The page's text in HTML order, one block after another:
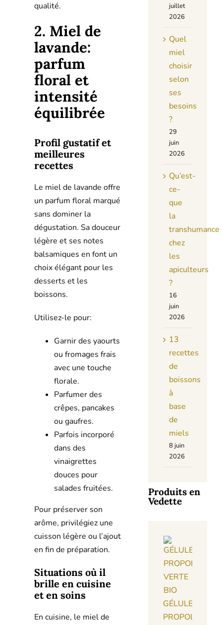
qualité.
2. Miel de
lavande:
parfum
floral et
intensité
équilibrée
Profil gustatif et
meilleures
recettes
Le miel de lavande offre
un parfum floral marqué
sans dominer la
dégustation. Sa douceur
légère et ses notes
balsamiques en font un
choix élégant pour les
desserts et les
boissons.
Utilisez-le pour:
Garnir des yaourts
ou fromages frais
avec une touche
florale.
Parfumer des
crêpes, pancakes
ou gaufres.
Parfois incorporé
dans des
vinaigrettes
douces pour
salades fruitées.
Pour préserver son
arôme, privilégiez une
cuisson légère ou l’ajout
en fin de préparation.
Situations où il
brille en cuisine
et en soins
En cuisine, le miel de
juillet
2026
Quel
miel
choisir
selon
ses
besoins
?
29
juin
2026
Qu’est-
ce-
que
la
transhumance
chez
les
apiculteurs
?
16
juin
2026
13
recettes
de
boissons
à
base
de
miels
8 juin
2026
Produits en
Vedette
GÉLULES
PROPOLIS